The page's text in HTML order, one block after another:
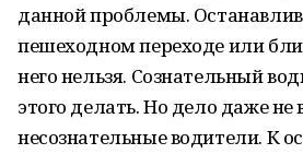
данной проблемы.
пешеходном переходе или
него нельзя. Сознательный
этого делать. Но дело даже не
несознательные водители. К